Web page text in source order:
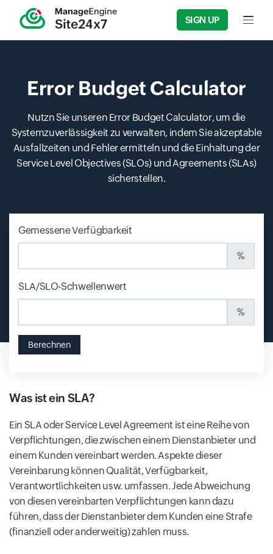
SIGN UP Input
Error Budget Calculator
Nutzn Sie unseren Error Budget Calculator, um die
Systemzuverlässigkeit zu verwalten, indem Sie akzeptable
Ausfallzeiten und Fehler ermitteln und die Einhaltung der
Service Level Objectives (SLOs) und Agreements (SLAs)
sicherstellen.
Gemessene Verfügbarkeit
%
SLA/SLO-Schwellenwert
%
Berechnen
Was ist ein SLA?
Ein SLA oder Service Level Agreement ist eine Reihe von
Verpflichtungen, die zwischen einem Dienstanbieter und
einem Kunden vereinbart werden. Aspekte dieser
Vereinbarung können Qualität, Verfügbarkeit,
Verantwortlichkeiten usw. umfassen. Jede Abweichung
von diesen vereinbarten Verpflichtungen kann dazu
führen, dass der Dienstanbieter dem Kunden eine Strafe
(finanziell oder anderweitig) zahlen muss.